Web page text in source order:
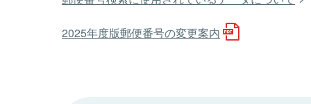
2025年度版郵便番号の変更案内